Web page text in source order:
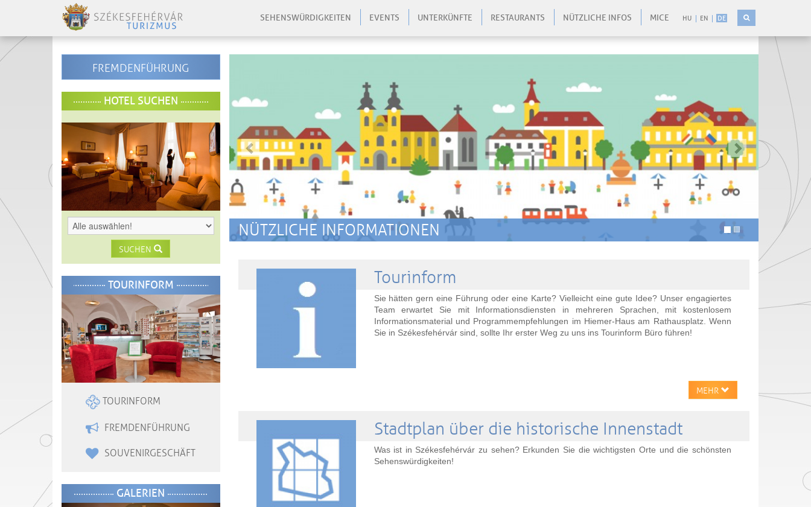
HU EN DE
SEHENSWÜRDIGKEITEN EVENTS UNTERKÜNFTE RESTAURANTS NÜTZLICHE INFOS MICE
NÜTZLICHE INFORMATIONEN
elozo
-
kovetkezo
-
-
Tourinform
Sie hätten gern eine Führung oder eine Karte? Vielleicht eine gute Idee? Unser engagiertes
Team erwartet Sie mit Informationsdiensten in mehreren Sprachen, mit kostenlosem
Informationsmaterial und Programmempfehlungen im Hiemer-Haus am Rathausplatz. Wenn
Sie in Székesfehérvár sind, sollte Ihr erster Weg zu uns ins Tourinform Büro führen!
MEHR
Stadtplan über die historische Innenstadt
Was ist in Székesfehérvár zu sehen? Erkunden Sie die wichtigsten Orte und die schönsten
Sehenswürdigkeiten!
FREMDENFÜHRUNG
HOTEL SUCHEN
SUCHEN
TOURINFORM
TOURINFORM
FREMDENFÜHRUNG
SOUVENIRGESCHÄFT
GALERIEN